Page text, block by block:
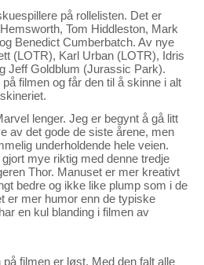
på rollelisten. Det er
Tom Hiddleston, Mark
Benedict Cumberbatch. Av nye
(LOTR), Karl Urban (LOTR), Idris
Jeff Goldblum (Jurassic Park).
filmen og får den til å skinne i alt
lenger. Jeg er begynt å gå litt
av det gode de siste årene, men
underholdende hele veien.
mye riktig med denne tredje
Thor. Manuset er mer kreativt
bedre og ikke like plump som i de
er mer humor enn de typiske
en kul blanding i filmen av
filmen er løst. Med den falt alle